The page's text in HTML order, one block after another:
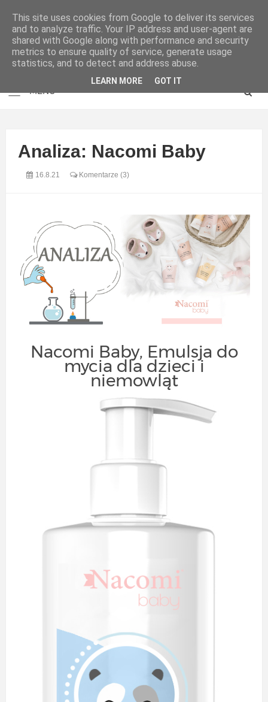
Analiza: Nacomi Baby
16.8.21 Komentarze (3)
Nacomi Baby, Emulsja do
mycia dla dzieci i
niemowląt
This site uses cookies from Google to deliver its services
and to analyze traffic. Your IP address and user-agent are
shared with Google along with performance and security
metrics to ensure quality of service, generate usage
statistics, and to detect and address abuse.
LEARN MORE GOT IT